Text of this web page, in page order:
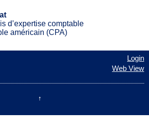
d’expertise comptable
américain (CPA)
Login
Web View
↑